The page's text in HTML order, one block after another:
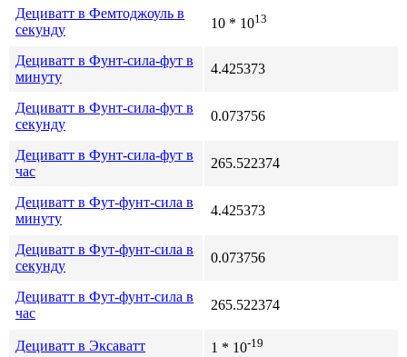
Дециватт в Фемтоджоуль в
секунду
10 * 1013
Дециватт в Фунт-сила-фут в
минуту
4.425373
Дециватт в Фунт-сила-фут в
секунду
0.073756
Дециватт в Фунт-сила-фут в
час
265.522374
Дециватт в Фут-фунт-сила в
минуту
4.425373
Дециватт в Фут-фунт-сила в
секунду
0.073756
Дециватт в Фут-фунт-сила в
час
265.522374
Дециватт в Эксаватт 1 * 10-19